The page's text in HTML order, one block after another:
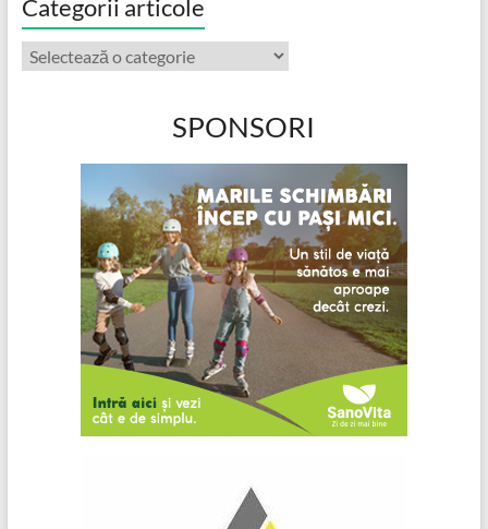
Categorii articole
Categorii
articole
SPONSORI